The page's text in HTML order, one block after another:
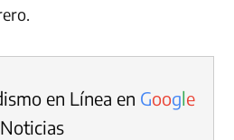
en Línea en Google
Noticias